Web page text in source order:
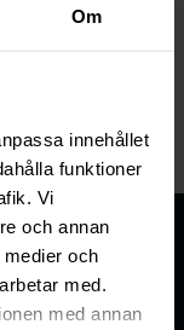
Om
innehållet
funktioner
Vi
och annan
och
med.
med annan